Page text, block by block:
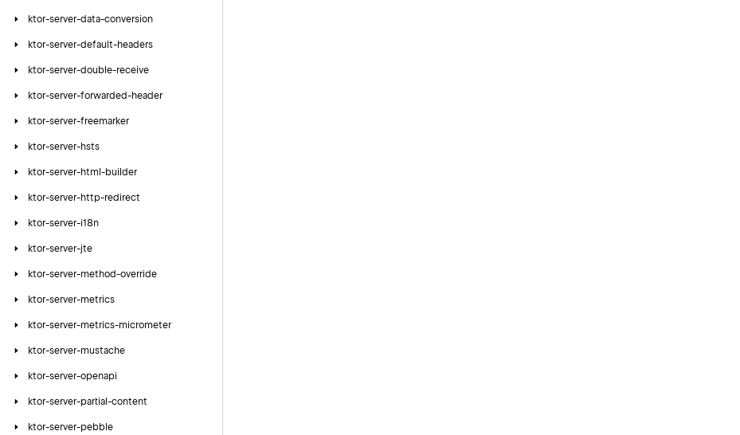
ktor-server-data-conversion
ktor-server-default-headers
ktor-server-double-receive
ktor-server-forwarded-header
ktor-server-freemarker
ktor-server-hsts
ktor-server-html-builder
ktor-server-http-redirect
ktor-server-i18n
ktor-server-jte
ktor-server-method-override
ktor-server-metrics
ktor-server-metrics-micrometer
ktor-server-mustache
ktor-server-openapi
ktor-server-partial-content
ktor-server-pebble